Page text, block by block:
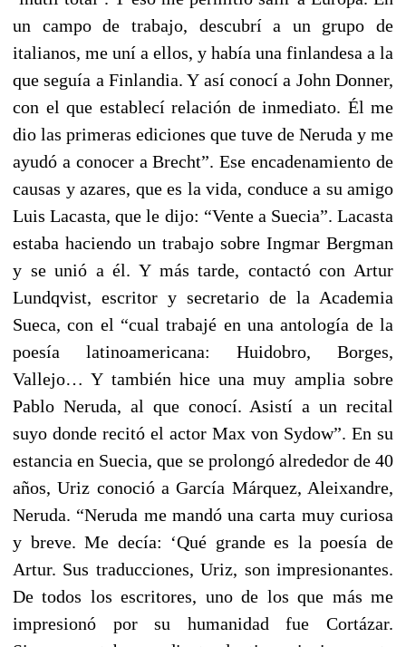
un campo de trabajo, descubrí a un grupo de
italianos, me uní a ellos, y había una finlandesa a la
que seguía a Finlandia. Y así conocí a John Donner,
con el que establecí relación de inmediato. Él me
dio las primeras ediciones que tuve de Neruda y me
ayudó a conocer a Brecht”. Ese encadenamiento de
causas y azares, que es la vida, conduce a su amigo
Luis Lacasta, que le dijo: “Vente a Suecia”. Lacasta
estaba haciendo un trabajo sobre Ingmar Bergman
y se unió a él. Y más tarde, contactó con Artur
Lundqvist, escritor y secretario de la Academia
Sueca, con el “cual trabajé en una antología de la
poesía latinoamericana: Huidobro, Borges,
Vallejo… Y también hice una muy amplia sobre
Pablo Neruda, al que conocí. Asistí a un recital
suyo donde recitó el actor Max von Sydow”. En su
estancia en Suecia, que se prolongó alrededor de 40
años, Uriz conoció a García Márquez, Aleixandre,
Neruda. “Neruda me mandó una carta muy curiosa
y breve. Me decía: ‘Qué grande es la poesía de
Artur. Sus traducciones, Uriz, son impresionantes.
De todos los escritores, uno de los que más me
impresionó por su humanidad fue Cortázar.